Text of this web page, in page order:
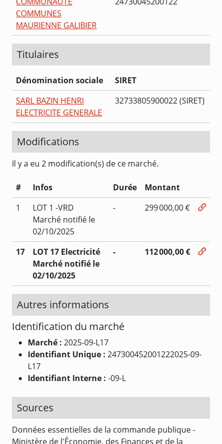
COMMUNES
MAURIENNE GALIBIER
Titulaires
Dénomination sociale
SIRET
SARL BAZIN HENRI
ELECTRICITE GENERALE
32733805900022 (SIRET)
Modifications
Il y a eu 2 modification(s) de ce marché.
# Infos Durée
Montant
1
LOT 1 -VRD
Marché notifié le
02/10/2025
- 299 000,00 €
17
LOT 17 Electricité
Marché notifié le
02/10/2025
- 112 000,00 €
Autres informations
Identification du marché
Marché : 2025-09-L17
Identifiant Unique : 247300452001222025-09-
L17
Identifiant Interne : -09-L
Sources
Données essentielles de la commande publique -
Ministère de l'Économie, des Finances et de la